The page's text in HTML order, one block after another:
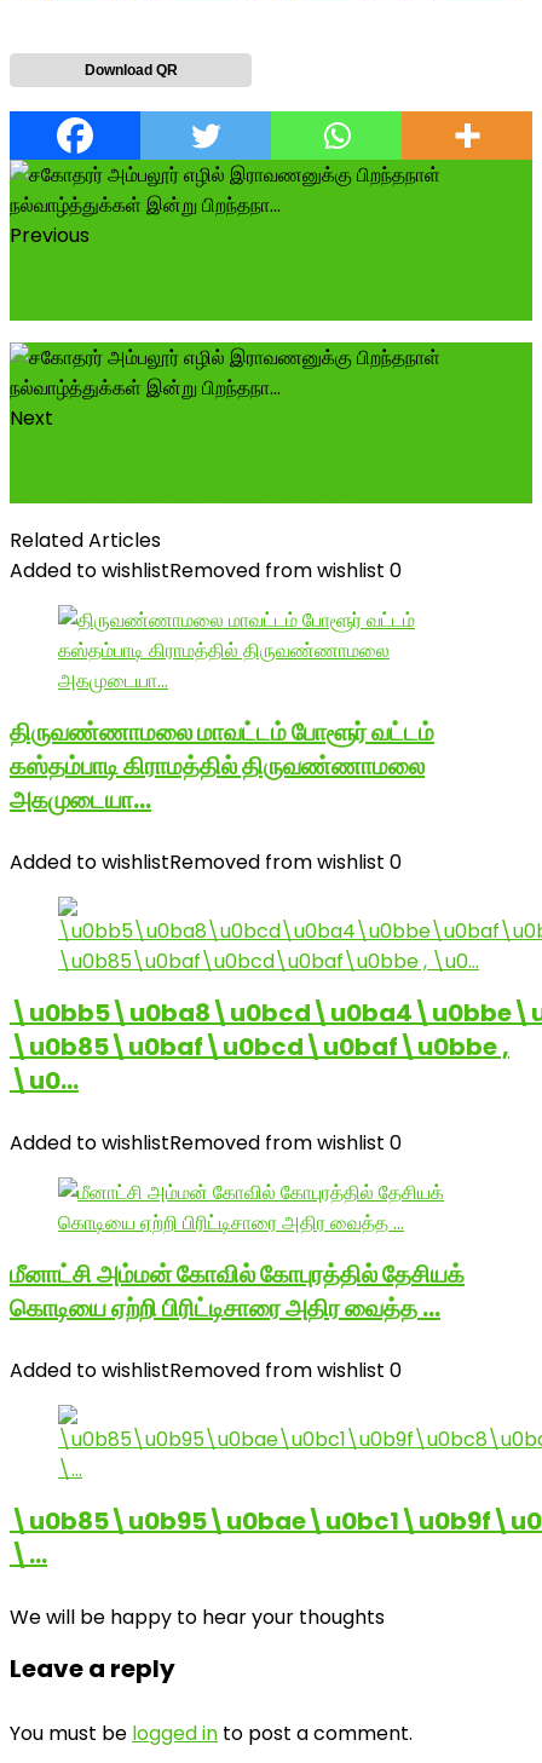
Download QR
Previous
Next
Related Articles
Added to wishlistRemoved from wishlist 0
திருவண்ணாமலை மாவட்டம் போளூர் வட்டம்
கஸ்தம்பாடி கிராமத்தில் திருவண்ணாமலை
அகமுடையா…
Added to wishlistRemoved from wishlist 0
\u0b85\u0baf\u0bcd\u0baf\u0bbe ,
\u0…
Added to wishlistRemoved from wishlist 0
மீனாட்சி அம்மன் கோவில் கோபுரத்தில் தேசியக்
கொடியை ஏற்றி பிரிட்டிசாரை அதிர வைத்த …
Added to wishlistRemoved from wishlist 0
\…
We will be happy to hear your thoughts
Leave a reply
You must be logged in to post a comment.